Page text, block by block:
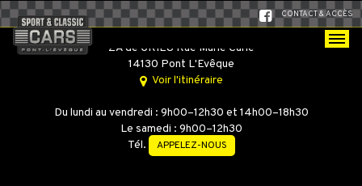
CONTACT & ACCÈS
SPORT & CLASSIC CARS
ZA de GRIEU Rue Marie Curie
14130 Pont L'Evêque
Voir l'itinéraire
Du lundi au vendredi : 9h00–12h30 et 14h00–18h30
Le samedi : 9h00–12h30
Tél.
APPELEZ-NOUS